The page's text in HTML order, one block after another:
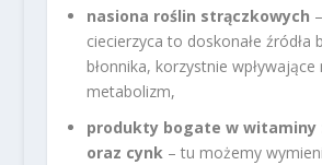
nasiona roślin strączkowych
ciecierzyca to doskonałe źródła
błonnika, korzystnie wpływające
metabolizm,
produkty bogate w witaminy
oraz cynk – tu możemy